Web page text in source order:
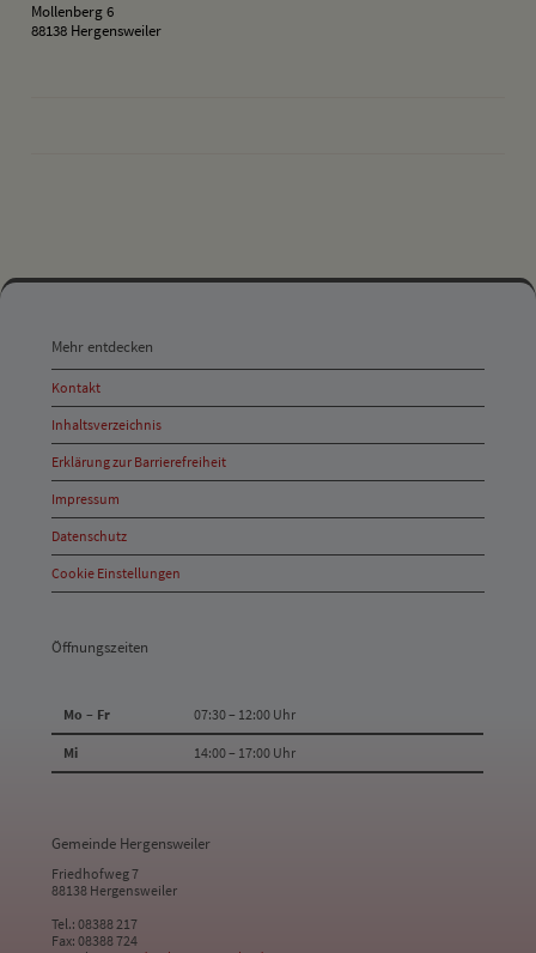
Mollenberg 6
88138 Hergensweiler
entdecken,
Öffnungszeiten
und
Anschrift
und
Kontakt
Mehr entdecken
Kontakt
Inhaltsverzeichnis
Erklärung zur Barrierefreiheit
Impressum
Datenschutz
Cookie Einstellungen
Öffnungszeiten
Mo – Fr 07:30 – 12:00 Uhr
Mi 14:00 – 17:00 Uhr
Gemeinde Hergensweiler
Friedhofweg 7
88138 Hergensweiler
Tel.: 08388 217
Fax: 08388 724